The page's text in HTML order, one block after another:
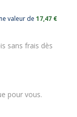
valeur de17,47 €
sans frais dès
pour vous.